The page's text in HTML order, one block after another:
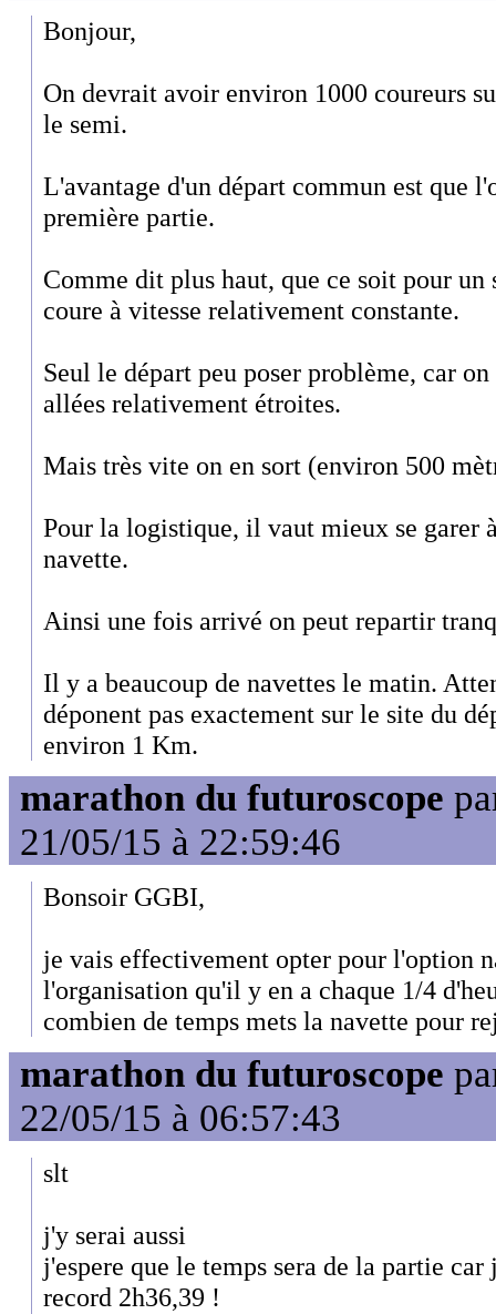
Bonjour,
On devrait avoir environ 1000 coureurs
le semi.
L'avantage d'un départ commun est que
première partie.
Comme dit plus haut, que ce soit pour
coure à vitesse relativement constante.
Seul le départ peu poser problème, car
allées relativement étroites.
Mais très vite on en sort (environ 500
Pour la logistique, il vaut mieux se garer
navette.
Ainsi une fois arrivé on peut repartir
Il y a beaucoup de navettes le matin.
déponent pas exactement sur le site du
environ 1 Km.
marathon du futuroscope
21/05/15 à 22:59:46
Bonsoir GGBI,
je vais effectivement opter pour l'option
l'organisation qu'il y en a chaque 1/4
combien de temps mets la navette pour
marathon du futuroscope
22/05/15 à 06:57:43
slt
j'y serai aussi
j'espere que le temps sera de la partie
record 2h36,39 !